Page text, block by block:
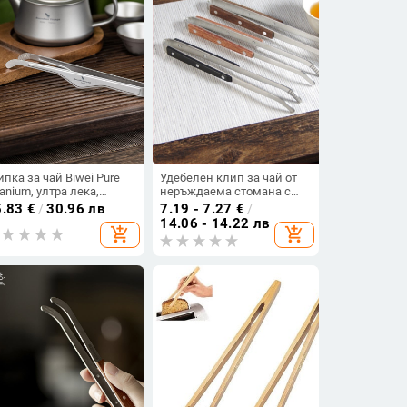
за чай Biwei Pure
ултра лека,
за барбекю,
против изгаряне,
за комплект за
€ /30.96 лв
add_shopping_cart
Удебелен клип за чай от
неръждаема стомана с
дървен предпазител
против изгаряне и
интегрирани чаени щипци
— аксесоари за кунг-фу
почистване на чаши
7.19 - 7.27 € /
14.06 - 14.22 лв
add_shopping_cart